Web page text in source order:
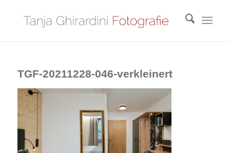
TGF-20211228-046-verkleinert